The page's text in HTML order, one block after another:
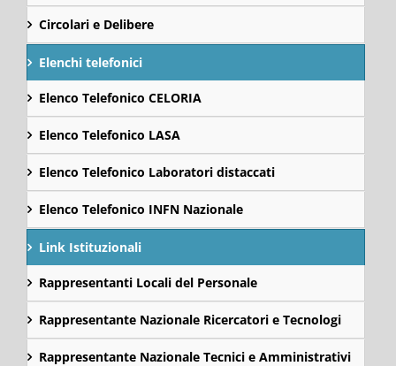
Circolari e Delibere
Elenchi telefonici
Elenco Telefonico CELORIA
Elenco Telefonico LASA
Elenco Telefonico Laboratori distaccati
Elenco Telefonico INFN Nazionale
Link Istituzionali
Rappresentanti Locali del Personale
Rappresentante Nazionale Ricercatori e Tecnologi
Rappresentante Nazionale Tecnici e Amministrativi